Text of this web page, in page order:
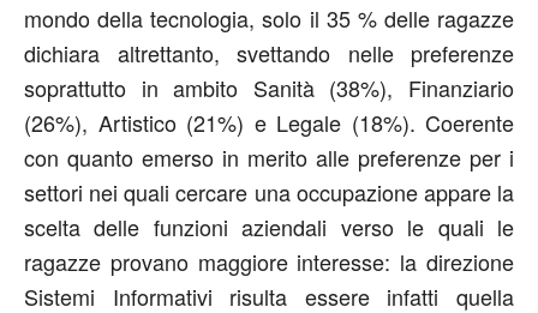
mondo della tecnologia, solo il 35 % delle ragazze
dichiara altrettanto, svettando nelle preferenze
soprattutto in ambito Sanità (38%), Finanziario
(26%), Artistico (21%) e Legale (18%). Coerente
con quanto emerso in merito alle preferenze per i
settori nei quali cercare una occupazione appare la
scelta delle funzioni aziendali verso le quali le
ragazze provano maggiore interesse: la direzione
Sistemi Informativi risulta essere infatti quella